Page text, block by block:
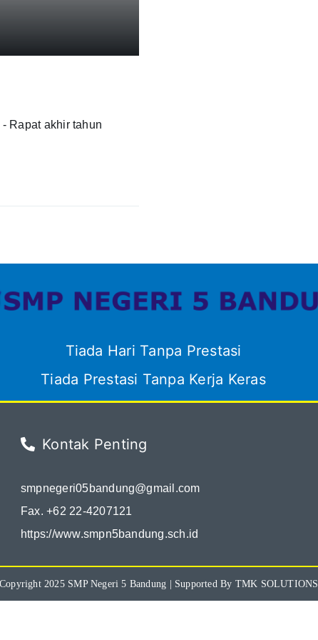
Rapat akhir tahun
Tiada Hari Tanpa Prestasi
Tiada Prestasi Tanpa Kerja Keras
Kontak Penting
smpnegeri05bandung@gmail.com
Fax. +62 22-4207121
https://www.smpn5bandung.sch.id
2025 SMP Negeri 5 Bandung | Supported By TMK SOLUTIONS